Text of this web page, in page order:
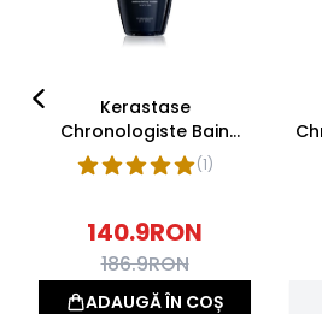
Kerastase
Chronologiste Bain
Regenerant Sampon
250ml
(1)
140.9RON
186.9RON
ADAUGĂ ÎN COȘ